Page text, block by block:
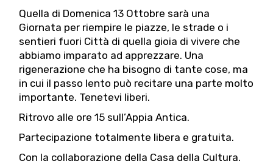
Quella di Domenica 13 Ottobre sarà una
Giornata per riempire le piazze, le strade o i
sentieri fuori Città di quella gioia di vivere che
abbiamo imparato ad apprezzare. Una
rigenerazione che ha bisogno di tante cose, ma
in cui il passo lento può recitare una parte molto
importante. Tenetevi liberi.
Ritrovo alle ore 15 sull’Appia Antica.
Partecipazione totalmente libera e gratuita.
Con la collaborazione della Casa della Cultura.